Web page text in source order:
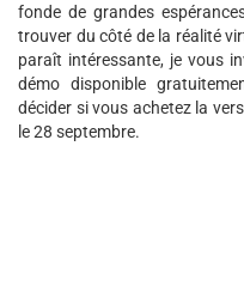
fonde de grandes
trouver du côté de la réalité
paraît intéressante, je vous
démo disponible
décider si vous achetez la
le 28 septembre.